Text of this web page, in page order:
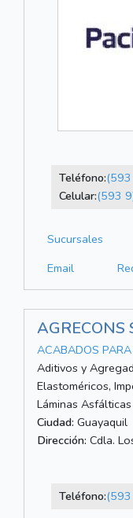
Teléfono:
Celular:(593
Sucursales
Email
AGRECONS
ACABADOS
Aditivos y
Elastoméricos,
Láminas
Ciudad: Guayaquil
Dirección: Cdla.
Teléfono: